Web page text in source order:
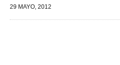
29 MAYO, 2012